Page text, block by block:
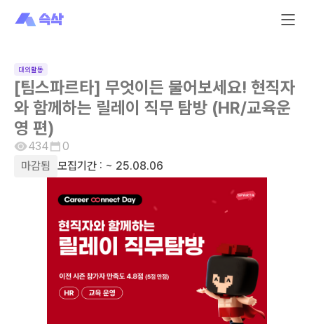
대외활동
[팀스파르타] 무엇이든 물어보세요! 현직자
와 함께하는 릴레이 직무 탐방 (HR/교육운
영 편)
434
0
마감됨
모집기간 : ~ 25.08.06